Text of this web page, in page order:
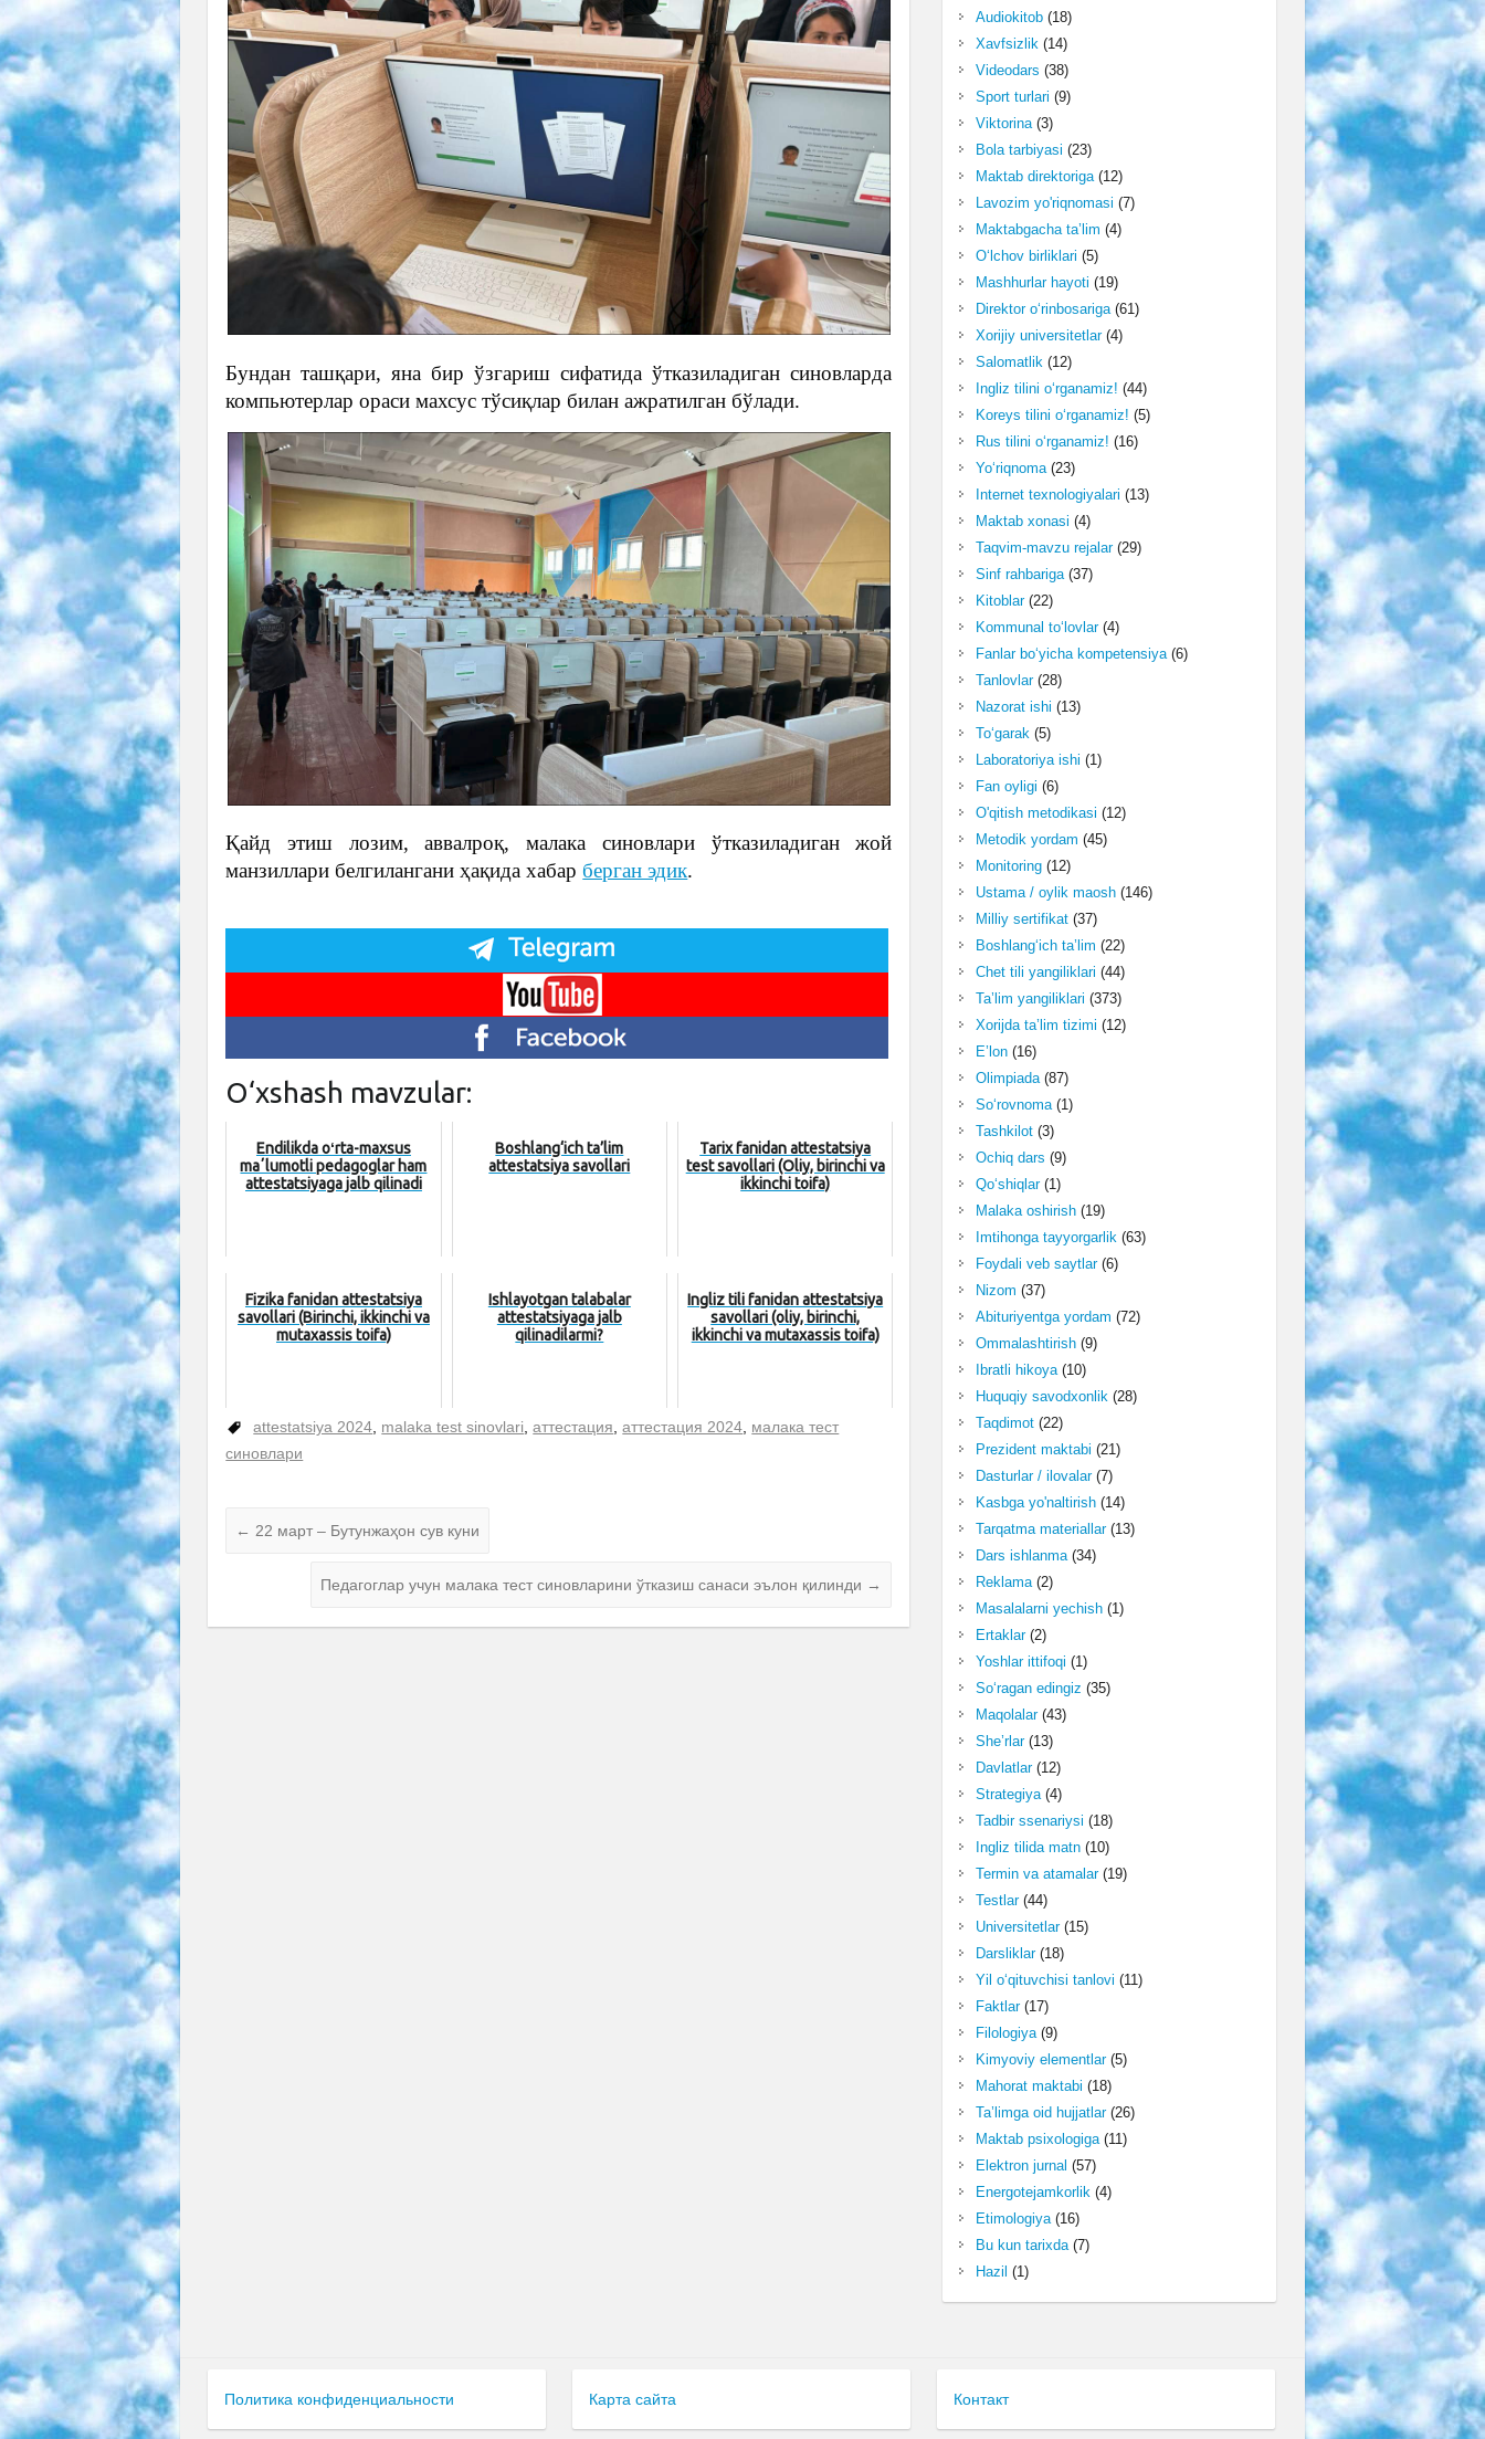
Бундан ташқари, яна бир ўзгариш сифатида ўтказиладиган синовларда
компьютерлар ораси махсус тўсиқлар билан ажратилган бўлади.
Қайд этиш лозим, аввалроқ, малака синовлари ўтказиладиган жой
манзиллари белгилангани ҳақида хабарберган эдик.
O‘xshash mavzular:
Endilikda oʻrta-maxsus
maʼlumotli pedagoglar ham
attestatsiyaga jalb qilinadi
Boshlang‘ich ta’lim
attestatsiya savollari
Tarix fanidan attestatsiya
test savollari (Oliy, birinchi va
ikkinchi toifa)
Fizika fanidan attestatsiya
savollari (Birinchi, ikkinchi va
mutaxassis toifa)
Ishlayotgan talabalar
attestatsiyaga jalb
qilinadilarmi?
Ingliz tili fanidan attestatsiya
savollari (oliy, birinchi,
ikkinchi va mutaxassis toifa)
attestatsiya 2024, malaka test sinovlari,аттестация,аттестация 2024, малака тест
синовлари
← 22 март – Бутунжаҳон сув куни
Педагоглар учун малака тест синовларини ўтказиш санаси эълон қилинди →
Audiokitob(18)
Xavfsizlik(14)
Videodars (38)
Sport turlari (9)
Viktorina(3)
Bola tarbiyasi (23)
Maktab direktoriga(12)
Lavozim yo'riqnomasi (7)
Maktabgacha ta’lim (4)
O‘lchov birliklari (5)
Mashhurlar hayoti (19)
Direktor o‘rinbosariga(61)
Xorijiy universitetlar(4)
Salomatlik(12)
Ingliz tilini o‘rganamiz! (44)
Koreys tilini o‘rganamiz! (5)
Rus tilini o‘rganamiz! (16)
Yo‘riqnoma(23)
Internet texnologiyalari (13)
Maktab xonasi (4)
Taqvim-mavzu rejalar(29)
Sinf rahbariga(37)
Kitoblar(22)
Kommunal to‘lovlar(4)
Fanlar bo‘yicha kompetensiya(6)
Tanlovlar(28)
Nazorat ishi (13)
To‘garak(5)
Laboratoriya ishi (1)
Fan oyligi (6)
O'qitish metodikasi (12)
Metodik yordam (45)
Monitoring(12)
Ustama / oylik maosh(146)
Milliy sertifikat(37)
Boshlang‘ich ta’lim (22)
Chet tili yangiliklari (44)
Ta’lim yangiliklari (373)
Xorijda ta’lim tizimi (12)
E’lon(16)
Olimpiada(87)
So‘rovnoma(1)
Tashkilot(3)
Ochiq dars (9)
Qo‘shiqlar(1)
Malaka oshirish(19)
Imtihonga tayyorgarlik(63)
Foydali veb saytlar(6)
Nizom (37)
Abituriyentga yordam (72)
Ommalashtirish(9)
Ibratli hikoya(10)
Huquqiy savodxonlik(28)
Taqdimot(22)
Prezident maktabi (21)
Dasturlar / ilovalar(7)
Kasbga yo'naltirish(14)
Tarqatma materiallar(13)
Dars ishlanma(34)
Reklama(2)
Masalalarni yechish(1)
Ertaklar(2)
Yoshlar ittifoqi (1)
So‘ragan edingiz (35)
Maqolalar(43)
She’rlar(13)
Davlatlar(12)
Strategiya(4)
Tadbir ssenariysi (18)
Ingliz tilida matn(10)
Termin va atamalar(19)
Testlar(44)
Universitetlar(15)
Darsliklar(18)
Yil o‘qituvchisi tanlovi (11)
Faktlar(17)
Filologiya(9)
Kimyoviy elementlar(5)
Mahorat maktabi (18)
Ta’limga oid hujjatlar(26)
Maktab psixologiga(11)
Elektron jurnal (57)
Energotejamkorlik(4)
Etimologiya(16)
Bu kun tarixda(7)
Hazil (1)
Политика конфиденциальности Карта сайта Контакт